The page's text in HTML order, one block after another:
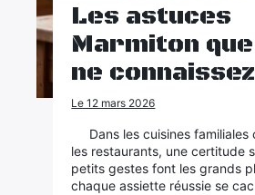
Les astuces
Marmiton
ne
Le 12 mars 2026
Dans les cuisines familiales
les restaurants, une certitude
petits gestes font les grands
chaque assiette réussie se